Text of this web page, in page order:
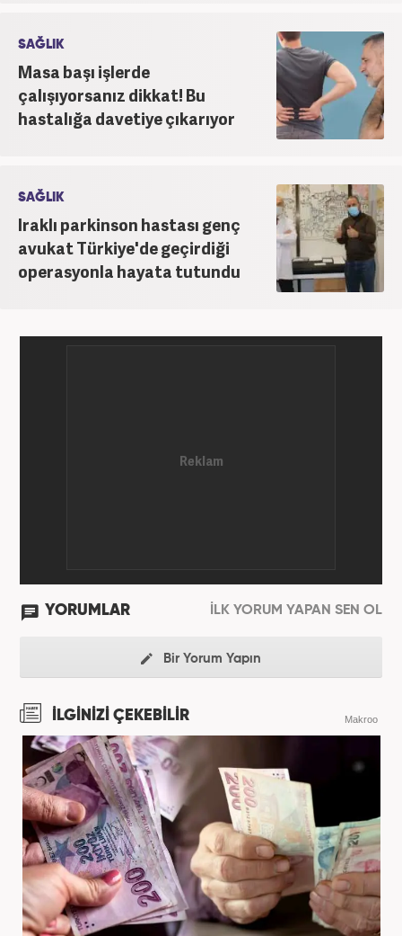
SAĞLIK
Masa başı işlerde
çalışıyorsanız dikkat! Bu
hastalığa davetiye çıkarıyor
SAĞLIK
Iraklı parkinson hastası genç
avukat Türkiye'de geçirdiği
operasyonla hayata tutundu
YORUMLAR İLK YORUM YAPAN SEN OL
Bir Yorum Yapın
İLGİNİZİ ÇEKEBİLİR Makroo